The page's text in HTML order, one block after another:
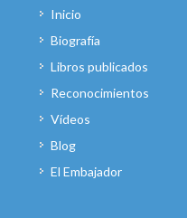
Inicio
Biografía
Libros publicados
Reconocimientos
Vídeos
Blog
El Embajador